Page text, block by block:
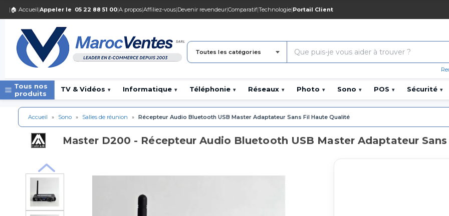
| 🏠 Accueil|Appeler le 05 22 88 51 00|A propos|Affiliez-vous|Devenir revendeur|Comparatif|Technologie|Portail Client
Toutes les catégories
Tous nos
produits
TV & Vidéos ▾ Informatique ▾ Téléphonie ▾ Réseaux ▾ Photo ▾ Sono ▾ POS ▾ Sécurité ▾
Accueil » Sono » Salles de réunion » Récepteur Audio Bluetooth USB Master Adaptateur Sans Fil Haute Qualité
Master D200 - Récepteur Audio Bluetooth USB Master Adaptateur